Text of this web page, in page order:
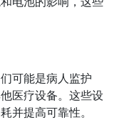
可能是病人监护
医疗设备。这些设
并提高可靠性。